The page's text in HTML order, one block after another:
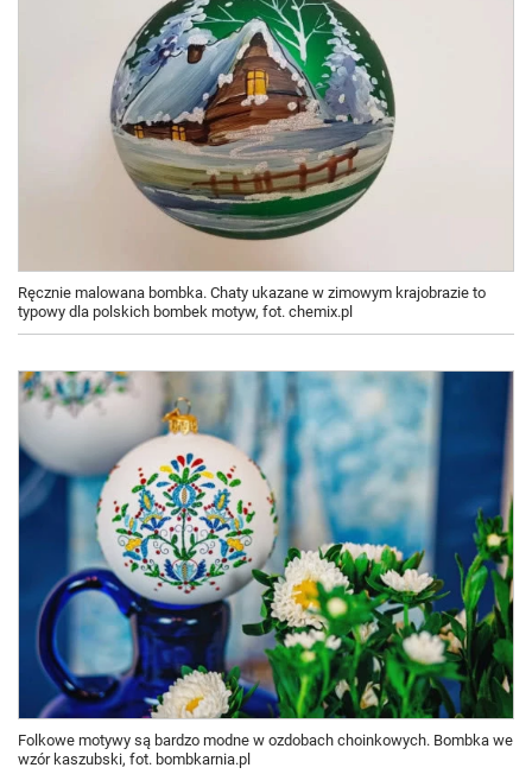
Ręcznie malowana bombka. Chaty ukazane w zimowym krajobrazie to
typowy dla polskich bombek motyw, fot. chemix.pl
Folkowe motywy są bardzo modne w ozdobach choinkowych. Bombka we
wzór kaszubski, fot. bombkarnia.pl